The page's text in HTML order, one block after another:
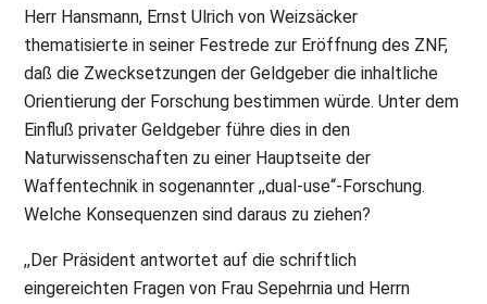
Herr Hansmann, Ernst Ulrich von Weizsäcker
thematisierte in seiner Festrede zur Eröffnung des ZNF,
daß die Zwecksetzungen der Geldgeber die inhaltliche
Orientierung der Forschung bestimmen würde. Unter dem
Einfluß privater Geldgeber führe dies in den
Naturwissenschaften zu einer Hauptseite der
Waffentechnik in sogenannter ,,dual-use“-Forschung.
Welche Konsequenzen sind daraus zu ziehen?
,,Der Präsident antwortet auf die schriftlich
eingereichten Fragen von Frau Sepehrnia und Herrn